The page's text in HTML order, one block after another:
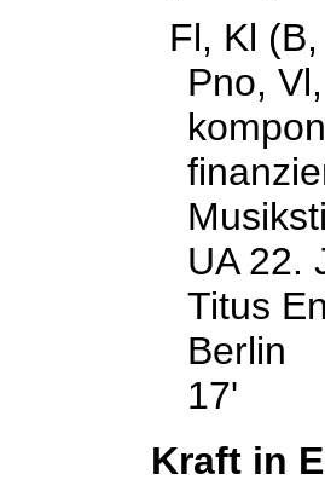
Fl, Kl
Pno,
UA 22.
Titus
Berlin
17'
Kraft in